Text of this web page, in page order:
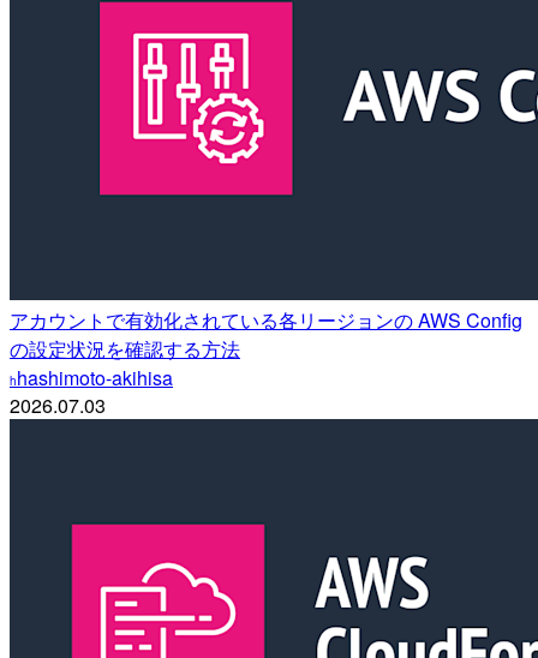
アカウントで有効化されている各リージョンの AWS Config
の設定状況を確認する方法
hhashimoto-akihisa
2026.07.03